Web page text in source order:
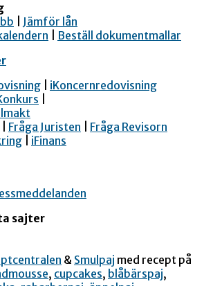
Jämför lån
Beställ dokumentmallar
iKoncernredovisning
Fråga Juristen
Fråga Revisorn
iFinans
sajter
& Smulpaj med recept på
, cupcakes, blåbärspaj,